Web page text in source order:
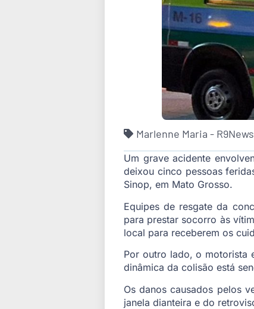
Marlenne Maria -
Um grave acidente
deixou cinco pessoas
Sinop, em Mato Grosso.
Equipes de resgate da
para prestar socorro às
local para receberem os
Por outro lado, o motorista
dinâmica da colisão está
Os danos causados pelos
janela dianteira e do